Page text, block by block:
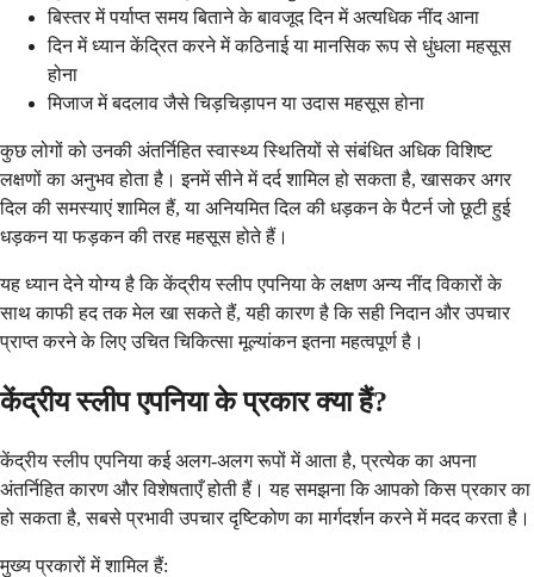
बिस्तर में पर्याप्त समय बिताने के बावजूद दिन में अत्यधिक नींद आना
दिन में ध्यान केंद्रित करने में कठिनाई या मानसिक रूप से धुंधला महसूस
होना
मिजाज में बदलाव जैसे चिड़चिड़ापन या उदास महसूस होना
कुछ लोगों को उनकी अंतर्निहित स्वास्थ्य स्थितियों से संबंधित अधिक विशिष्ट
लक्षणों का अनुभव होता है। इनमें सीने में दर्द शामिल हो सकता है, खासकर अगर
दिल की समस्याएं शामिल हैं, या अनियमित दिल की धड़कन के पैटर्न जो छूटी हुई
धड़कन या फड़कन की तरह महसूस होते हैं।
यह ध्यान देने योग्य है कि केंद्रीय स्लीप एपनिया के लक्षण अन्य नींद विकारों के
साथ काफी हद तक मेल खा सकते हैं, यही कारण है कि सही निदान और उपचार
प्राप्त करने के लिए उचित चिकित्सा मूल्यांकन इतना महत्वपूर्ण है।
केंद्रीय स्लीप एपनिया के प्रकार क्या हैं?
केंद्रीय स्लीप एपनिया कई अलग-अलग रूपों में आता है, प्रत्येक का अपना
अंतर्निहित कारण और विशेषताएँ होती हैं। यह समझना कि आपको किस प्रकार का
हो सकता है, सबसे प्रभावी उपचार दृष्टिकोण का मार्गदर्शन करने में मदद करता है।
मुख्य प्रकारों में शामिल हैं: